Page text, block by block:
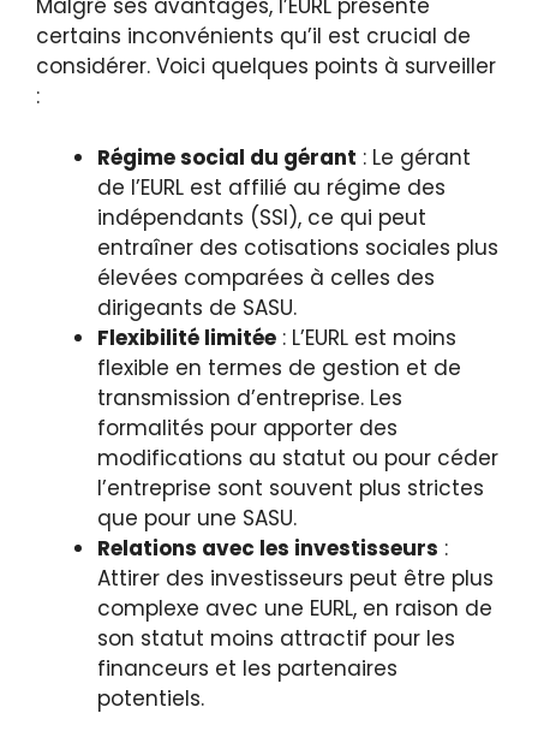
Malgré ses avantages, l’EURL présente
certains inconvénients qu’il est crucial de
considérer. Voici quelques points à surveiller
:
Régime social du gérant : Le gérant
de l’EURL est affilié au régime des
indépendants (SSI), ce qui peut
entraîner des cotisations sociales plus
élevées comparées à celles des
dirigeants de SASU.
Flexibilité limitée : L’EURL est moins
flexible en termes de gestion et de
transmission d’entreprise. Les
formalités pour apporter des
modifications au statut ou pour céder
l’entreprise sont souvent plus strictes
que pour une SASU.
Relations avec les investisseurs :
Attirer des investisseurs peut être plus
complexe avec une EURL, en raison de
son statut moins attractif pour les
financeurs et les partenaires
potentiels.